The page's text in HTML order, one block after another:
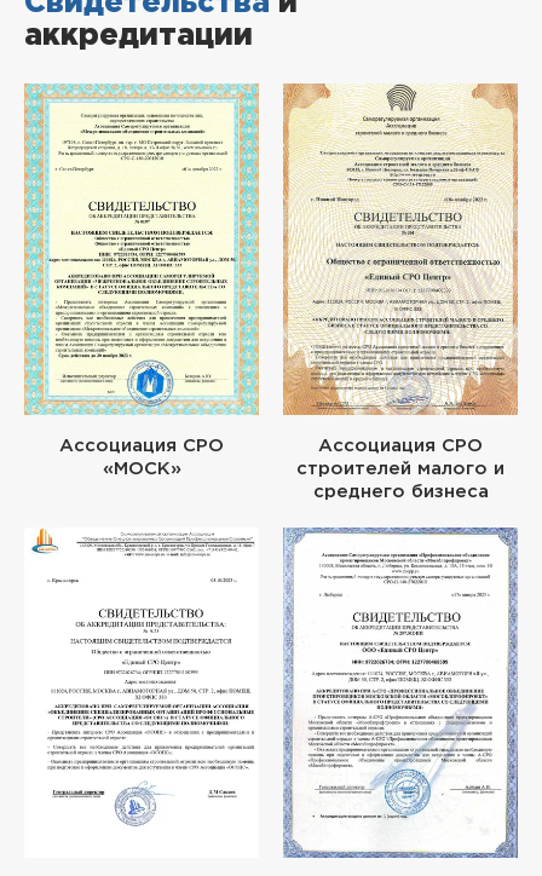
аккредитации
Ассоциация СРО
«МОСК»
Ассоциация СРО
строителей малого и
среднего бизнеса